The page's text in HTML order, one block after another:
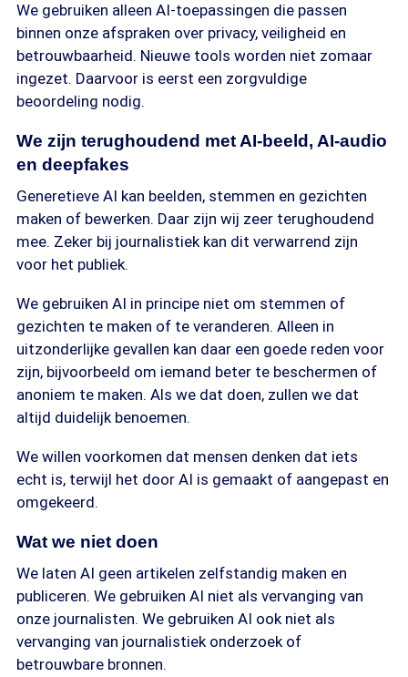
We gebruiken alleen AI-toepassingen die passen
binnen onze afspraken over privacy, veiligheid en
betrouwbaarheid. Nieuwe tools worden niet zomaar
ingezet. Daarvoor is eerst een zorgvuldige
beoordeling nodig.
We zijn terughoudend met AI-beeld, AI-audio
en deepfakes
Generetieve AI kan beelden, stemmen en gezichten
maken of bewerken. Daar zijn wij zeer terughoudend
mee. Zeker bij journalistiek kan dit verwarrend zijn
voor het publiek.
We gebruiken AI in principe niet om stemmen of
gezichten te maken of te veranderen. Alleen in
uitzonderlijke gevallen kan daar een goede reden voor
zijn, bijvoorbeeld om iemand beter te beschermen of
anoniem te maken. Als we dat doen, zullen we dat
altijd duidelijk benoemen.
We willen voorkomen dat mensen denken dat iets
echt is, terwijl het door AI is gemaakt of aangepast en
omgekeerd.
Wat we niet doen
We laten AI geen artikelen zelfstandig maken en
publiceren. We gebruiken AI niet als vervanging van
onze journalisten. We gebruiken AI ook niet als
vervanging van journalistiek onderzoek of
betrouwbare bronnen.